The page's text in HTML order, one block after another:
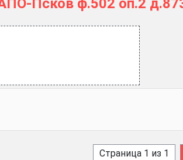
Псков ф.502 оп.2
Страница 1 из 1